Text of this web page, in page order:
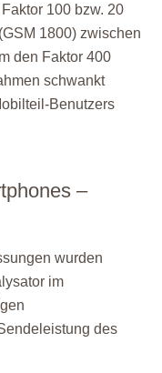
100 bzw. 20
1800) zwischen
den Faktor 400
schwankt
Benutzers
–
wurden
im
des